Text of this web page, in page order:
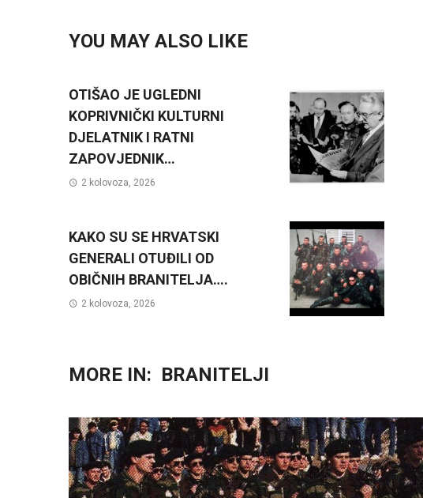
YOU MAY ALSO LIKE
OTIŠAO JE UGLEDNI
KOPRIVNIČKI KULTURNI
DJELATNIK I RATNI
ZAPOVJEDNIK…
2 kolovoza, 2026
KAKO SU SE HRVATSKI
GENERALI OTUĐILI OD
OBIČNIH BRANITELJA….
2 kolovoza, 2026
MORE IN: BRANITELJI